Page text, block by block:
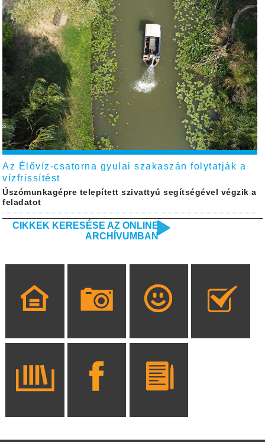
Az Élővíz-csatorna gyulai szakaszán folytatják a
vízfrissítést
Úszómunkagépre telepített szivattyú segítségével végzik a
feladatot
CIKKEK KERESÉSE AZ ONLINE
ARCHÍVUMBAN